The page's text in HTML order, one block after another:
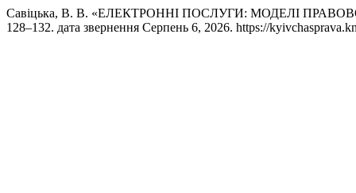
Савіцька, В. В. «ЕЛЕКТРОННІ ПОСЛУГИ: МОДЕЛІ
128–132. дата звернення Серпень 6, 2026. https://